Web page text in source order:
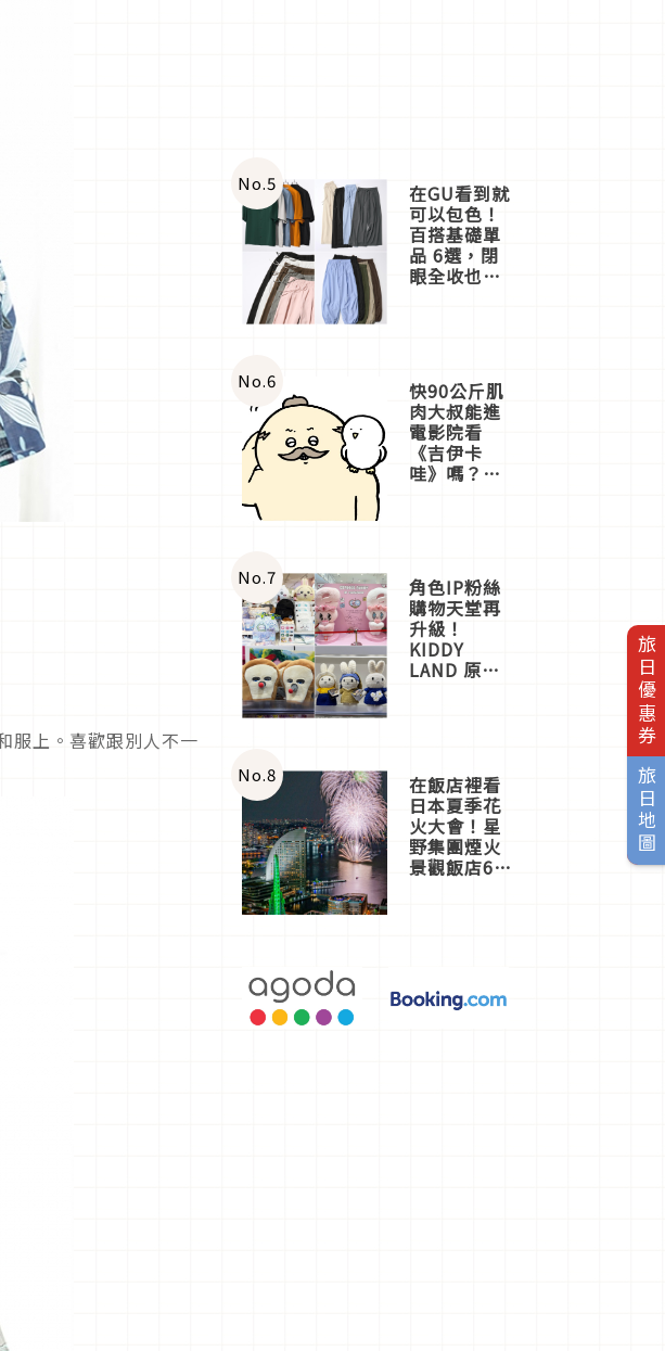
旅日優惠券
旅日地圖
服上。喜歡跟別人不一
No.5 在GU看到就
可以包色！
百搭基礎單
品 6選，閉
眼全收也不
No.6 快90公斤肌
肉大叔能進
電影院看
《吉伊卡
哇》嗎？日
一同給出了
答案
No.7 角色IP粉絲
購物天堂再
升級！
KIDDY
LAND 原宿
店3分即達
No.8 在飯店裡看
日本夏季花
火大會！星
野集團煙火
景觀飯店6